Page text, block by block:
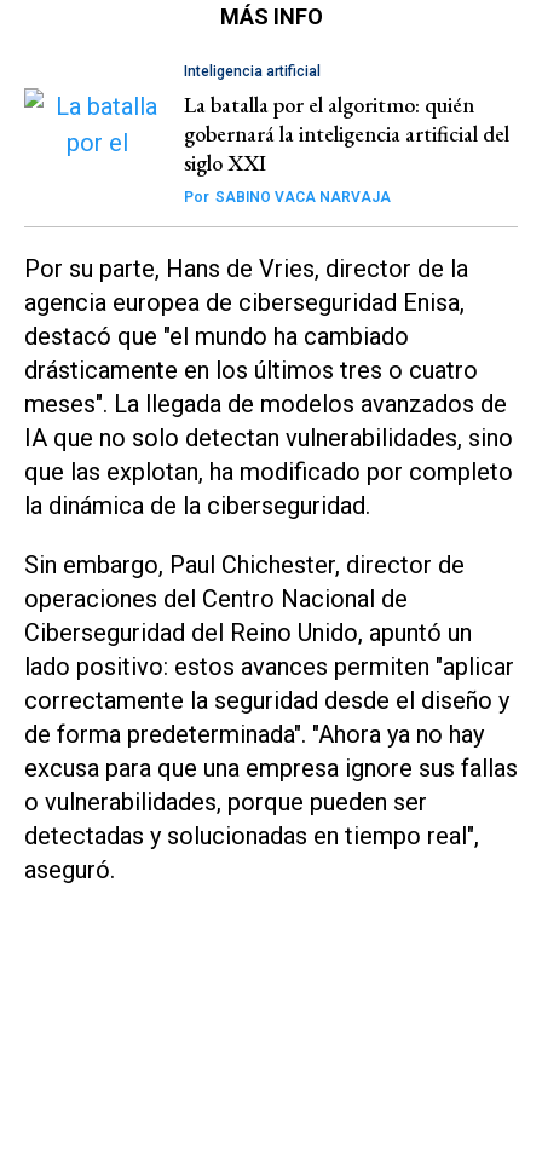
MÁS INFO
Inteligencia artificial
La batalla por el algoritmo: quién
gobernará la inteligencia artificial del
siglo XXI
Por SABINO VACA NARVAJA
Por su parte, Hans de Vries, director de la
agencia europea de ciberseguridad Enisa,
destacó que "el mundo ha cambiado
drásticamente en los últimos tres o cuatro
meses". La llegada de modelos avanzados de
IA que no solo detectan vulnerabilidades, sino
que las explotan, ha modificado por completo
la dinámica de la ciberseguridad.
Sin embargo, Paul Chichester, director de
operaciones del Centro Nacional de
Ciberseguridad del Reino Unido, apuntó un
lado positivo: estos avances permiten "aplicar
correctamente la seguridad desde el diseño y
de forma predeterminada". "Ahora ya no hay
excusa para que una empresa ignore sus fallas
o vulnerabilidades, porque pueden ser
detectadas y solucionadas en tiempo real",
aseguró.